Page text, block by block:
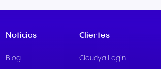
Noticias
Blog
Clientes
Cloudya Login